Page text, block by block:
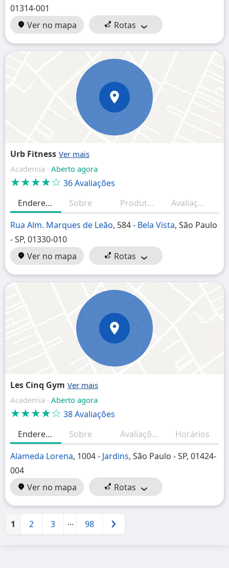
01314-001
Ver no mapa
Rotas
Urb Fitness
Academia · Aberto agora
★★★★☆ 36 Avaliações
Endereço
Sobre Produtos/Serviços Avaliações (resumo)
Rua Alm. Marques de Leão, 584 - Bela Vista, São Paulo
- SP, 01330-010
Ver no mapa
Rotas
Les Cinq Gym
Academia · Aberto agora
★★★★☆ 38 Avaliações
Endereço
Sobre Avaliações (resumo)
Horários
Alameda Lorena, 1004 - Jardins, São Paulo - SP, 01424-
004
Ver no mapa
Rotas
1 2 3 ... 98 Próximo